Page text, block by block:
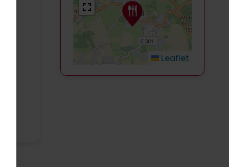
Leaflet